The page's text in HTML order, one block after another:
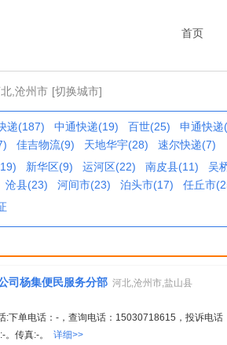
首页
,沧州市 [切换城市]
递(187) 中通快递(19) 百世(25)
申通快递
佳吉物流(9) 天地华宇(28)
速尔快递(7)
新华区(9) 运河区(22) 南皮县(11)
吴
沧县(23) 河间市(23) 泊头市(17)
任丘市
司杨集便民服务分部 河北,沧州市,盐山县
:下单电话：-，查询电话：15030718615，投诉电
。传真:-。 详细>>